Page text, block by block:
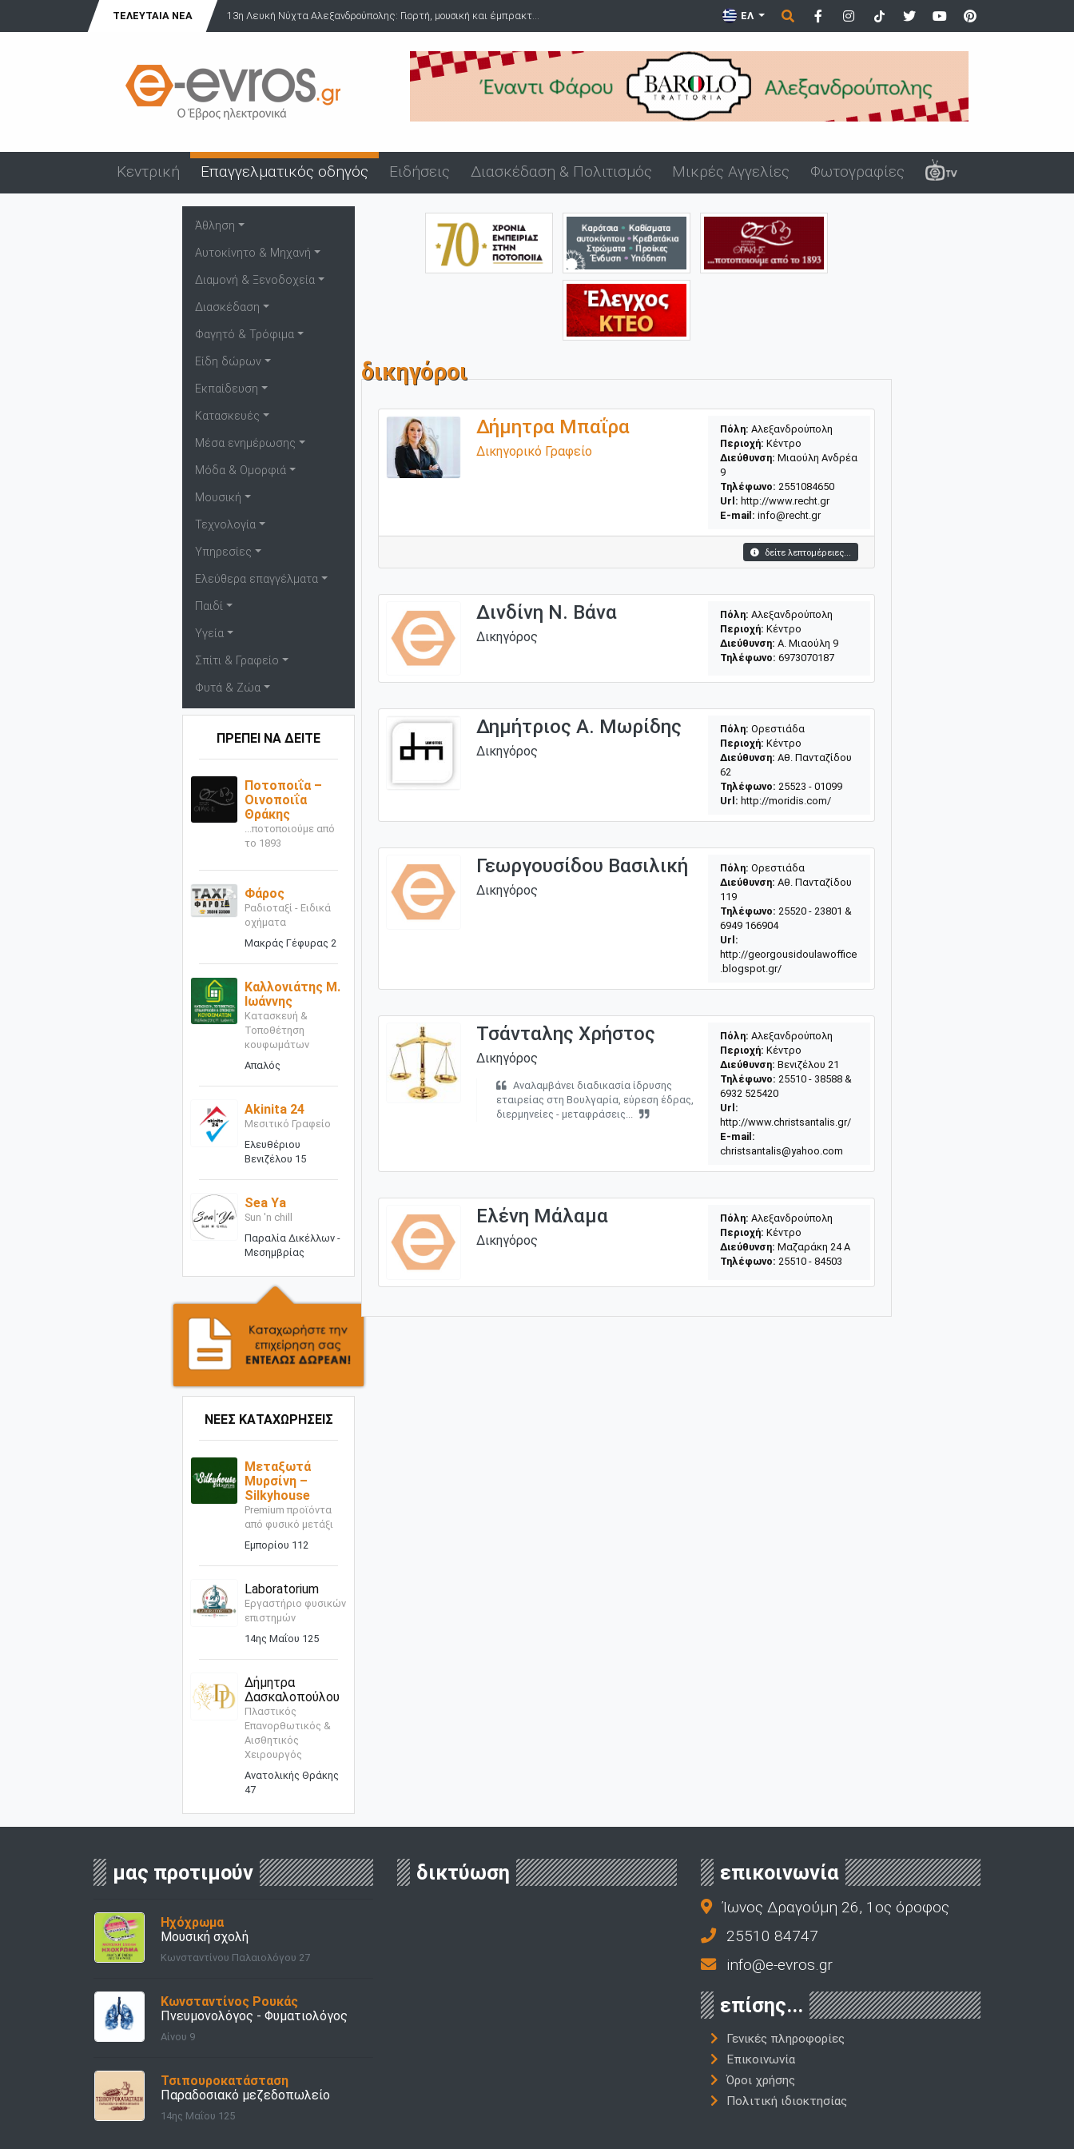
ΤΕΛΕΥΤΑΊΑ ΝΈΑ 13η Λευκή Νύχτα Αλεξανδρούπολης: Γιορτή, μουσική και έμπρακτ... ΕΛ
Κεντρική Επαγγελματικός οδηγός Ειδήσεις Διασκέδαση & Πολιτισμός Μικρές Αγγελίες Φωτογραφίες
Άθληση
Αυτοκίνητο & Μηχανή
Διαμονή & Ξενοδοχεία
Διασκέδαση
Φαγητό & Τρόφιμα
Είδη δώρων
Εκπαίδευση
Κατασκευές
Μέσα ενημέρωσης
Μόδα & Ομορφιά
Μουσική
Τεχνολογία
Υπηρεσίες
Ελεύθερα επαγγέλματα
Παιδί
Υγεία
Σπίτι & Γραφείο
Φυτά & Ζώα
ΠΡΕΠΕΙ ΝΑ ΔΕΙΤΕ
Ποτοποιΐα –
Οινοποιΐα
Θράκης
...ποτοποιούμε από
το 1893
Φάρος
Ραδιοταξί - Ειδικά
οχήματα
Μακράς Γέφυρας 2
Καλλονιάτης Μ.
Ιωάννης
Κατασκευή &
Τοποθέτηση
κουφωμάτων
Απαλός
Akinita 24
Μεσιτικό Γραφείο
Ελευθέριου
Βενιζέλου 15
Sea Ya
Sun 'n chill
Παραλία Δικέλλων -
Μεσημβρίας
ΝΕΕΣ ΚΑΤΑΧΩΡΗΣΕΙΣ
Μεταξωτά
Μυρσίνη –
Silkyhouse
Premium προϊόντα
από φυσικό μετάξι
Εμπορίου 112
Laboratorium
Εργαστήριο φυσικών
επιστημών
14ης Μαΐου 125
Δήμητρα
Δασκαλοπούλου
Πλαστικός
Επανορθωτικός &
Αισθητικός
Χειρουργός
Ανατολικής Θράκης
47
δικηγόροι
Δήμητρα Μπαΐρα
Δικηγορικό Γραφείο
Πόλη: Αλεξανδρούπολη
Περιοχή: Κέντρο
Διεύθυνση: Μιαούλη Ανδρέα
9
Τηλέφωνο: 2551084650
Url: http://www.recht.gr
E-mail: info@recht.gr
δείτε λεπτομέρειες...
Δινδίνη Ν. Βάνα
Δικηγόρος
Πόλη: Αλεξανδρούπολη
Περιοχή: Κέντρο
Διεύθυνση: Α. Μιαούλη 9
Τηλέφωνο: 6973070187
Δημήτριος Α. Μωρίδης
Δικηγόρος
Πόλη: Ορεστιάδα
Περιοχή: Κέντρο
Διεύθυνση: Αθ. Πανταζίδου
62
Τηλέφωνο: 25523 - 01099
Url: http://moridis.com/
Γεωργουσίδου Βασιλική
Δικηγόρος
Πόλη: Ορεστιάδα
Διεύθυνση: Αθ. Πανταζίδου
119
Τηλέφωνο: 25520 - 23801 &
6949 166904
Url:
http://georgousidoulawoffice
.blogspot.gr/
Τσάνταλης Χρήστος
Δικηγόρος
Αναλαμβάνει διαδικασία ίδρυσης
εταιρείας στη Βουλγαρία, εύρεση έδρας,
διερμηνείες - μεταφράσεις...
Πόλη: Αλεξανδρούπολη
Περιοχή: Κέντρο
Διεύθυνση: Βενιζέλου 21
Τηλέφωνο: 25510 - 38588 &
6932 525420
Url:
http://www.christsantalis.gr/
E-mail:
christsantalis@yahoo.com
Ελένη Μάλαμα
Δικηγόρος
Πόλη: Αλεξανδρούπολη
Περιοχή: Κέντρο
Διεύθυνση: Μαζαράκη 24 A
Τηλέφωνο: 25510 - 84503
μας προτιμούν
Ηχόχρωμα
Μουσική σχολή
Κωνσταντίνου Παλαιολόγου 27
Κωνσταντίνος Ρουκάς
Πνευμονολόγος - Φυματιολόγος
Αίνου 9
Τσιπουροκατάσταση
Παραδοσιακό μεζεδοπωλείο
14ης Μαΐου 125
δικτύωση επικοινωνία
Ίωνος Δραγούμη 26, 1ος όροφος
25510 84747
info@e-evros.gr
επίσης...
Γενικές πληροφορίες
Επικοινωνία
Όροι χρήσης
Πολιτική ιδιοκτησίας